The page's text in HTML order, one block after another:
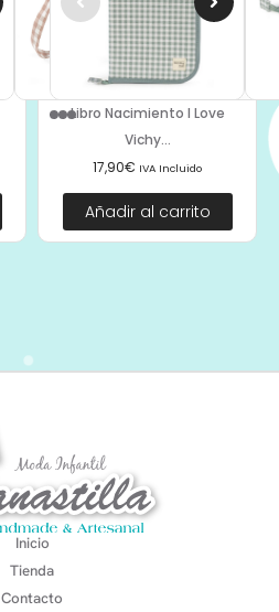
Libro Nacimiento I Love
Vichy...
17,90€ IVA Incluido
Añadir al carrito
Inicio
Tienda
Contacto